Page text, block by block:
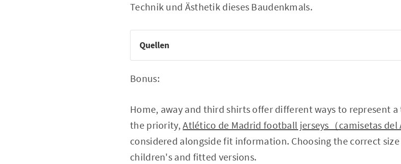
Technik und Ästhetik dieses Baudenkmals.
Quellen
Bonus:
Home, away and third shirts offer different ways to represent
the priority,Atlético de Madrid football jerseys（camisetas del
considered alongside fit information. Choosing the correct
children's and fitted versions.